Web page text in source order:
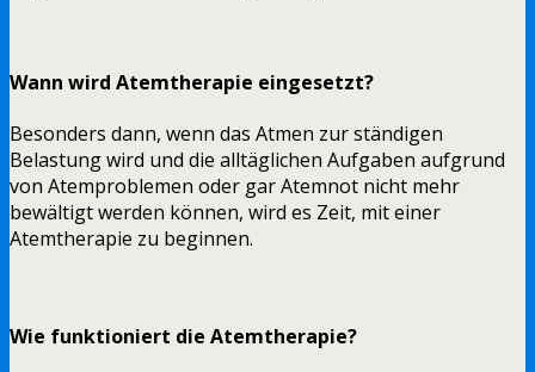
Wann wird Atemtherapie eingesetzt?
Besonders dann, wenn das Atmen zur ständigen
Belastung wird und die alltäglichen Aufgaben aufgrund
von Atemproblemen oder gar Atemnot nicht mehr
bewältigt werden können, wird es Zeit, mit einer
Atemtherapie zu beginnen.
Wie funktioniert die Atemtherapie?